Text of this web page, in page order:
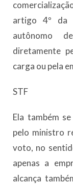
artigo 4º da
autônomo
diretamente
carga ou pela
STF
Ela também
pelo ministro
voto, no
apenas a
alcança